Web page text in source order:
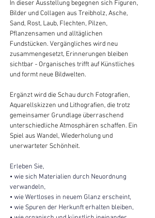
In dieser Ausstellung begegnen sich Figuren,
Bilder und Collagen aus Treibholz, Asche,
Sand, Rost, Laub, Flechten, Pilzen,
Pflanzensamen und alltäglichen
Fundstücken. Vergängliches wird neu
zusammengesetzt, Erinnerungen bleiben
sichtbar - Organisches trifft auf Künstliches
und formt neue Bildwelten.
Ergänzt wird die Schau durch Fotografien,
Aquarellskizzen und Lithografien, die trotz
gemeinsamer Grundlage überraschend
unterschiedliche Atmosphären schaffen. Ein
Spiel aus Wandel, Wiederholung und
unerwarteter Schönheit.
Erleben Sie,
• wie sich Materialien durch Neuordnung
verwandeln,
• wie Wertloses in neuem Glanz erscheint,
• wie Spuren der Herkunft erhalten bleiben,